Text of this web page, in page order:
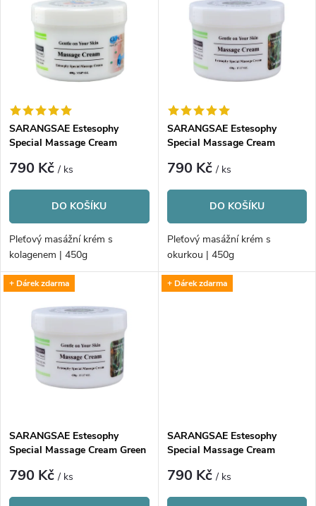
í
p
r
o
d
u
Abecedně
s
p
r
o
d
u
SARANGSAE Estesophy
Special Massage Cream
790 Kč/ ks
DO KOŠÍKU
Pleťový masážní krém s
kolagenem | 450g
SARANGSAE Estesophy
Special Massage Cream
790 Kč/ ks
DO KOŠÍKU
Pleťový masážní krém s
okurkou | 450g
+ Dárek zdarma
SARANGSAE Estesophy
Special Massage Cream Green
790 Kč/ ks
+ Dárek zdarma
SARANGSAE Estesophy
Special Massage Cream
790 Kč/ ks